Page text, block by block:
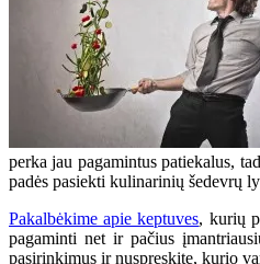
perka jau pagamintus patiekalus,
padės pasiekti kulinarinių šedevrų
Pakalbėkime apie keptuves, kurių
pagaminti net ir pačius
pasirinkimus ir nuspręskite, kurio